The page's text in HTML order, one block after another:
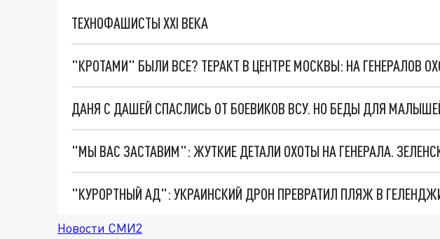
ТЕХНОФАШИСТЫ XXI ВЕКА
"КРОТАМИ" БЫЛИ ВСЕ? ТЕРАКТ В ЦЕНТРЕ МОСКВЫ: НА ГЕНЕРАЛОВ
ДАНЯ С ДАШЕЙ СПАСЛИСЬ ОТ БОЕВИКОВ ВСУ. НО БЕДЫ ДЛЯ
"КУРОРТНЫЙ АД": УКРАИНСКИЙ ДРОН ПРЕВРАТИЛ ПЛЯЖ В
Новости СМИ2